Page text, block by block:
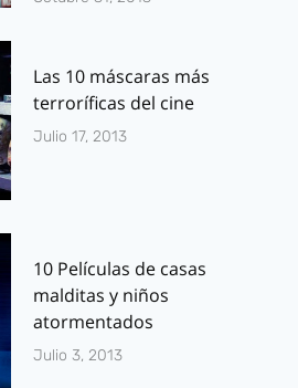
Las 10 máscaras más
terroríficas del cine
Julio 17, 2013
10 Películas de casas
malditas y niños
atormentados
Julio 3, 2013